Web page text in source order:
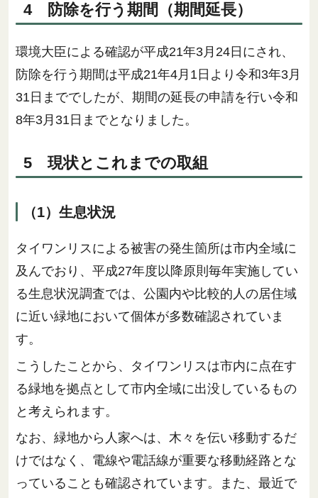
4 防除を行う期間（期間延長）
環境大臣による確認が平成21年3月24日にされ、
防除を行う期間は平成21年4月1日より令和3年3月
31日まででしたが、期間の延長の申請を行い令和
8年3月31日までとなりました。
5 現状とこれまでの取組
（1）生息状況
タイワンリスによる被害の発生箇所は市内全域に
及んでおり、平成27年度以降原則毎年実施してい
る生息状況調査では、公園内や比較的人の居住域
に近い緑地において個体が多数確認されていま
す。
こうしたことから、タイワンリスは市内に点在す
る緑地を拠点として市内全域に出没しているもの
と考えられます。
なお、緑地から人家へは、木々を伝い移動するだ
けではなく、電線や電話線が重要な移動経路とな
っていることも確認されています。また、最近で